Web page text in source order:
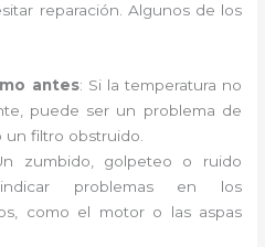
reparación. Algunos de los
antes: Si la temperatura no
puede ser un problema de
filtro obstruido.
zumbido, golpeteo o ruido
problemas en los
como el motor o las aspas